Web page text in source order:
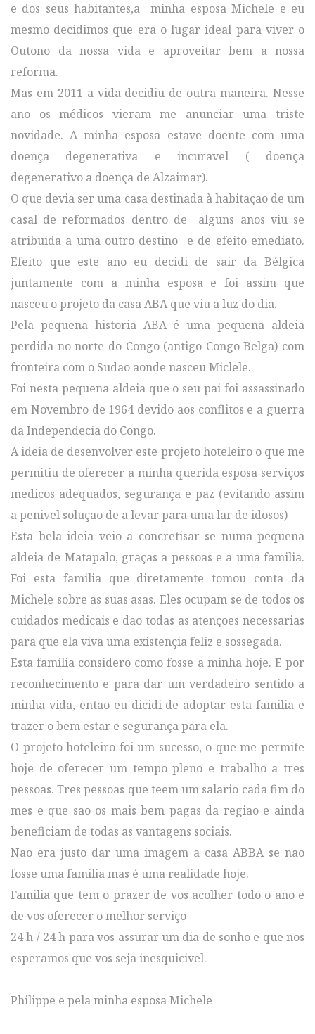
e dos seus habitantes,a minha esposa Michele e eu
mesmo decidimos que era o lugar ideal para viver o
Outono da nossa vida e aproveitar bem a nossa
reforma.
Mas em 2011 a vida decidiu de outra maneira. Nesse
ano os médicos vieram me anunciar uma triste
novidade. A minha esposa estave doente com uma
doença degenerativa e incuravel ( doença
degenerativo a doença de Alzaimar).
O que devia ser uma casa destinada à habitaçao de um
casal de reformados dentro de alguns anos viu se
atribuida a uma outro destino e de efeito emediato.
Efeito que este ano eu decidi de sair da Bélgica
juntamente com a minha esposa e foi assim que
nasceu o projeto da casa ABA que viu a luz do dia.
Pela pequena historia ABA é uma pequena aldeia
perdida no norte do Congo (antigo Congo Belga) com
fronteira com o Sudao aonde nasceu Miclele.
Foi nesta pequena aldeia que o seu pai foi assassinado
em Novembro de 1964 devido aos conflitos e a guerra
da Independecia do Congo.
A ideia de desenvolver este projeto hoteleiro o que me
permitiu de oferecer a minha querida esposa serviços
medicos adequados, segurança e paz (evitando assim
a penivel soluçao de a levar para uma lar de idosos)
Esta bela ideia veio a concretisar se numa pequena
aldeia de Matapalo, graças a pessoas e a uma familia.
Foi esta familia que diretamente tomou conta da
Michele sobre as suas asas. Eles ocupam se de todos os
cuidados medicais e dao todas as atençoes necessarias
para que ela viva uma existençia feliz e sossegada.
Esta familia considero como fosse a minha hoje. E por
reconhecimento e para dar um verdadeiro sentido a
minha vida, entao eu dicidi de adoptar esta familia e
trazer o bem estar e segurança para ela.
O projeto hoteleiro foi um sucesso, o que me permite
hoje de oferecer um tempo pleno e trabalho a tres
pessoas. Tres pessoas que teem um salario cada fim do
mes e que sao os mais bem pagas da regiao e ainda
beneficiam de todas as vantagens sociais.
Nao era justo dar uma imagem a casa ABBA se nao
fosse uma familia mas é uma realidade hoje.
Familia que tem o prazer de vos acolher todo o ano e
de vos oferecer o melhor serviço
24 h / 24 h para vos assurar um dia de sonho e que nos
esperamos que vos seja inesquicivel.
Philippe e pela minha esposa Michele